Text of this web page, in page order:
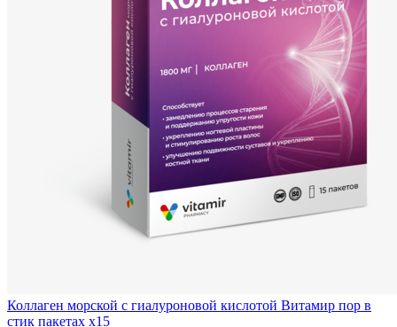
Коллаген морской с гиалуроновой кислотой Витамир пор в
стик пакетах x15